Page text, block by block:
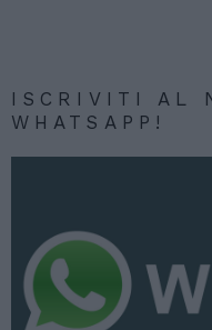
ISCRIVITI AL
WHATSAPP!